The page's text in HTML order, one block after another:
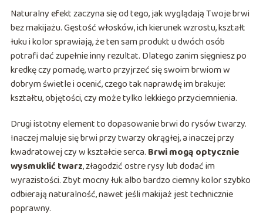
Naturalny efekt zaczyna się od tego, jak wyglądają Twoje brwi
bez makijażu. Gęstość włosków, ich kierunek wzrostu, kształt
łuku i kolor sprawiają, że ten sam produkt u dwóch osób
potrafi dać zupełnie inny rezultat. Dlatego zanim sięgniesz po
kredkę czy pomadę, warto przyjrzeć się swoim brwiom w
dobrym świetle i ocenić, czego tak naprawdę im brakuje:
kształtu, objętości, czy może tylko lekkiego przyciemnienia.
Drugi istotny element to dopasowanie brwi do rysów twarzy.
Inaczej maluje się brwi przy twarzy okrągłej, a inaczej przy
kwadratowej czy w kształcie serca. Brwi mogą optycznie
wysmuklić twarz, złagodzić ostre rysy lub dodać im
wyrazistości. Zbyt mocny łuk albo bardzo ciemny kolor szybko
odbierają naturalność, nawet jeśli makijaż jest technicznie
poprawny.